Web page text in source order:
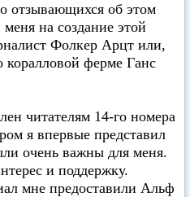
отзывающихся об этом
на создание этой
Фолкер Арцт или,
ферме Ганс
читателям 14-го номера
я впервые представил
очень важны для меня.
и поддержку.
мне предоставили Альф